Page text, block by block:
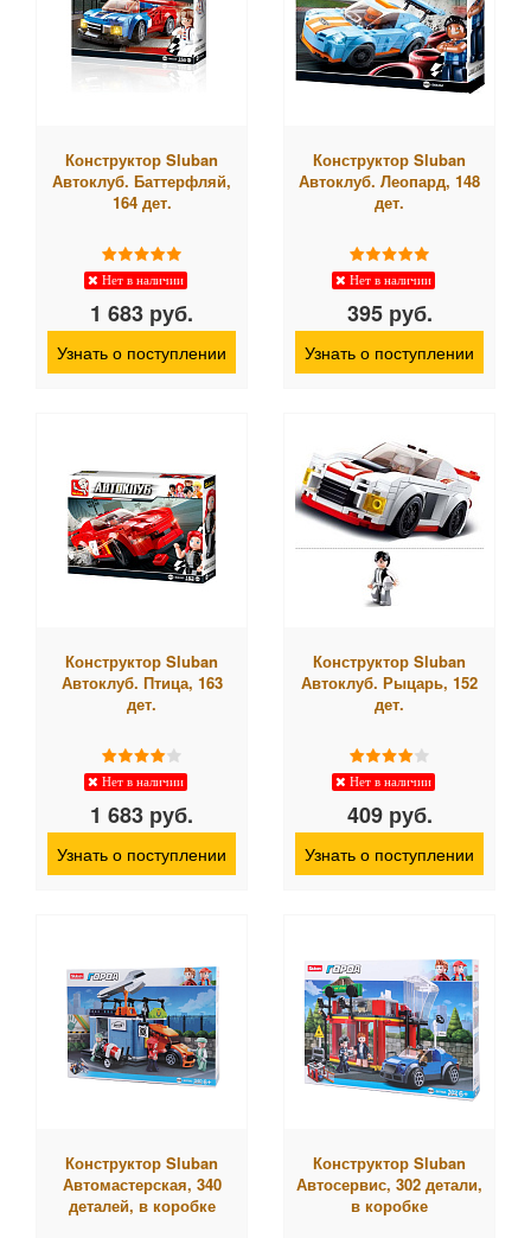
Конструктор Sluban
Автоклуб. Баттерфляй,
164 дет.
Нет в наличии
1 683 руб.
Узнать о поступлении
Конструктор Sluban
Автоклуб. Леопард, 148
дет.
Нет в наличии
395 руб.
Узнать о поступлении
Конструктор Sluban
Автоклуб. Птица, 163
дет.
Нет в наличии
1 683 руб.
Узнать о поступлении
Конструктор Sluban
Автоклуб. Рыцарь, 152
дет.
Нет в наличии
409 руб.
Узнать о поступлении
Конструктор Sluban
Автомастерская, 340
деталей, в коробке
Конструктор Sluban
Автосервис, 302 детали,
в коробке